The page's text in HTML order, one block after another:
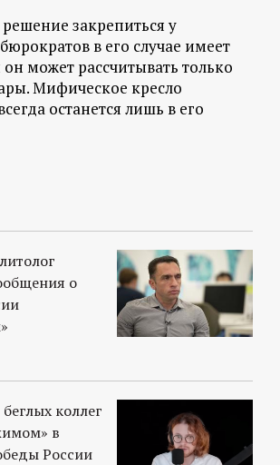
решение закрепиться у
в его случае имеет
может рассчитывать только
Мифическое кресло
останется лишь в его
о
коллег
в
России